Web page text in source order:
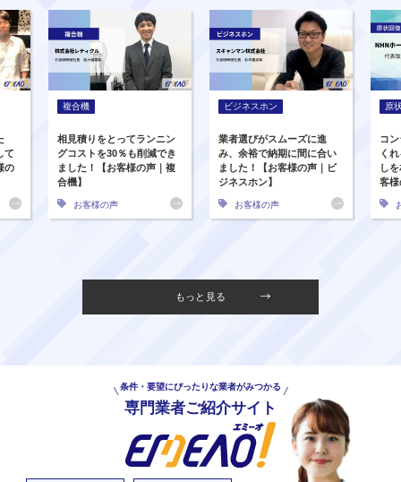
て
の
複合機
相見積りをとってランニン
グコストを30％も削減でき
ました！【お客様の声｜複
合機】
お客様の声
ビジネスホン
業者選びがスムーズに進
み、余裕で納期に間に合い
ました！【お客様の声｜ビ
ジネスホン】
お客様の声
原
コ
く
し
客
もっと見る
条件・要望にぴったりな業者がみつかる
専門業者ご紹介サイト